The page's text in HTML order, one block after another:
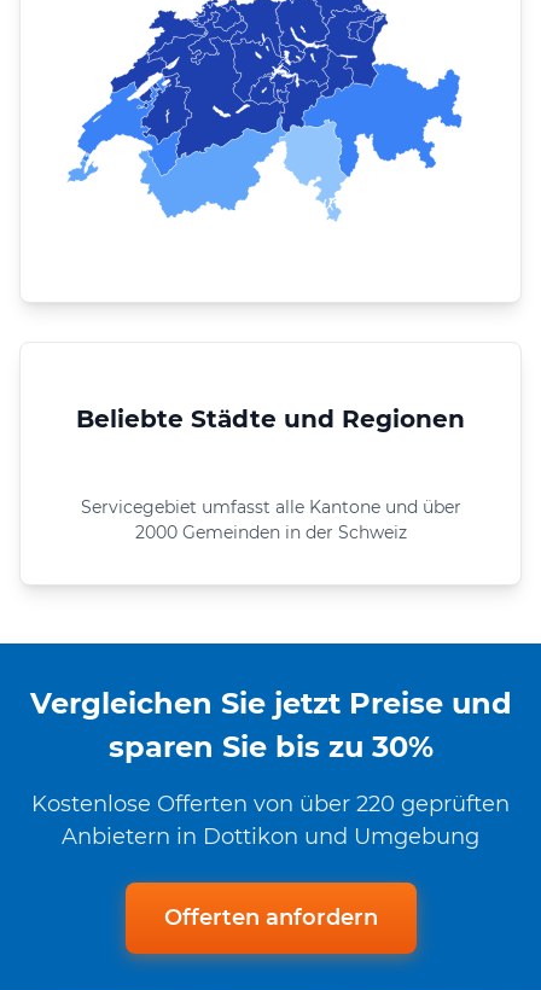
Beliebte Städte und Regionen
Servicegebiet umfasst alle Kantone und über
2000 Gemeinden in der Schweiz
Vergleichen Sie jetzt Preise und
sparen Sie bis zu 30%
Kostenlose Offerten von über 220 geprüften
Anbietern in Dottikon und Umgebung
Offerten anfordern